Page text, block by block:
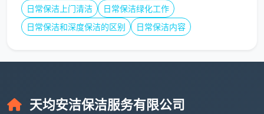
当天分配的清洁责任区域，对照《保洁员日常自检记录
表》逐项打钩确认。确认无遗漏后方可提交给当班班
步骤2：领班或主管“穿透式巡查”
日常保洁上门清洁
日常保洁绿化工作
日常保洁和深度保洁的区别
日常保洁内容
天均安洁保洁服务有限公司